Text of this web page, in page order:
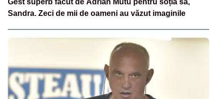
Gest superb făcut de Adrian Mutu pentru soția sa,
Sandra. Zeci de mii de oameni au văzut imaginile